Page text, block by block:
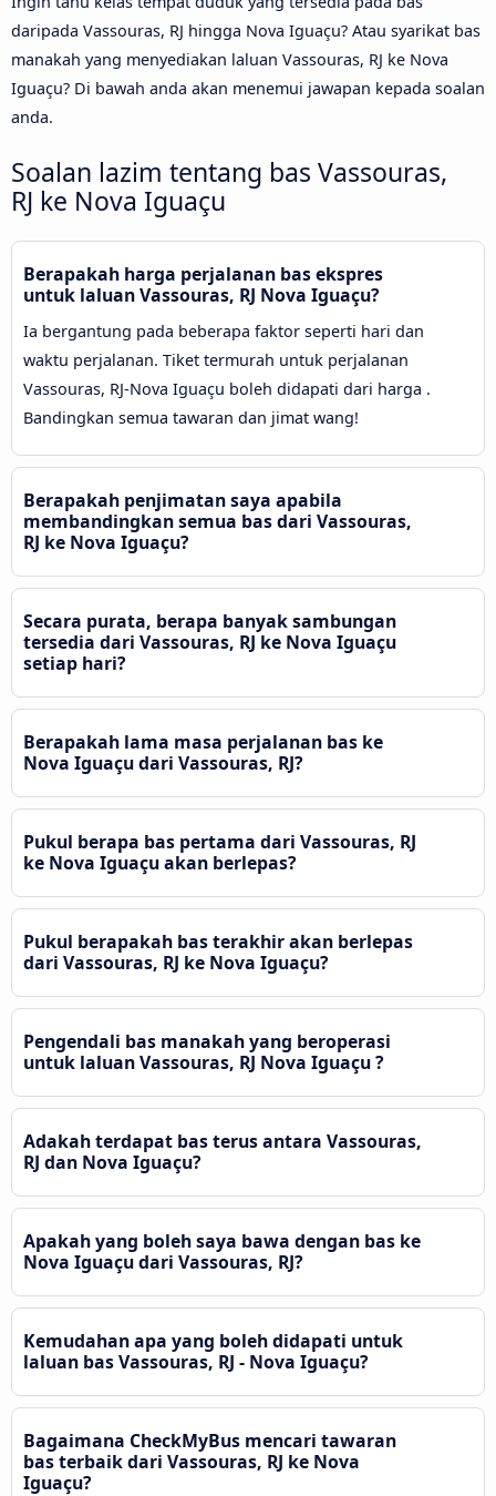
daripada Vassouras, RJ hingga Nova Iguaçu? Atau syarikat bas
manakah yang menyediakan laluan Vassouras, RJ ke Nova
Iguaçu? Di bawah anda akan menemui jawapan kepada soalan
anda.
Soalan lazim tentang bas Vassouras,
RJ ke Nova Iguaçu
Berapakah harga perjalanan bas ekspres
untuk laluan Vassouras, RJ Nova Iguaçu?
Ia bergantung pada beberapa faktor seperti hari dan
waktu perjalanan. Tiket termurah untuk perjalanan
Vassouras, RJ-Nova Iguaçu boleh didapati dari harga .
Bandingkan semua tawaran dan jimat wang!
Berapakah penjimatan saya apabila
membandingkan semua bas dari Vassouras,
RJ ke Nova Iguaçu?
Secara purata, berapa banyak sambungan
tersedia dari Vassouras, RJ ke Nova Iguaçu
setiap hari?
Berapakah lama masa perjalanan bas ke
Nova Iguaçu dari Vassouras, RJ?
Pukul berapa bas pertama dari Vassouras, RJ
ke Nova Iguaçu akan berlepas?
Pukul berapakah bas terakhir akan berlepas
dari Vassouras, RJ ke Nova Iguaçu?
Pengendali bas manakah yang beroperasi
untuk laluan Vassouras, RJ Nova Iguaçu ?
Adakah terdapat bas terus antara Vassouras,
RJ dan Nova Iguaçu?
Apakah yang boleh saya bawa dengan bas ke
Nova Iguaçu dari Vassouras, RJ?
Kemudahan apa yang boleh didapati untuk
laluan bas Vassouras, RJ - Nova Iguaçu?
Bagaimana CheckMyBus mencari tawaran
bas terbaik dari Vassouras, RJ ke Nova
Iguaçu?